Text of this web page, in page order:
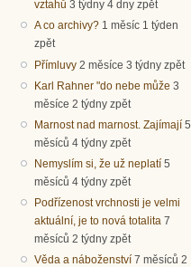
vztahů 3 týdny 4 dny zpět
A co archivy? 1 měsíc 1 týden
zpět
Přímluvy 2 měsíce 3 týdny zpět
Karl Rahner "do nebe může 3
měsíce 2 týdny zpět
Marnost nad marnost. Zajímají 5
měsíců 4 týdny zpět
Nemyslím si, že už neplatí 5
měsíců 4 týdny zpět
Podřízenost vrchnosti je velmi
aktuální, je to nová totalita 7
měsíců 2 týdny zpět
Věda a náboženství 7 měsíců 2